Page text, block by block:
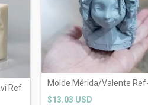
Ref
Molde Mérida/Valente
$13.03 USD